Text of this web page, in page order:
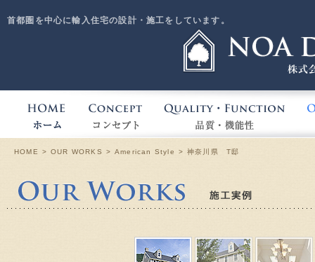
首都圏を中心に輸入住宅の設計・施工をしています。
HOME OUR WORKS American Style 神奈川県 T邸